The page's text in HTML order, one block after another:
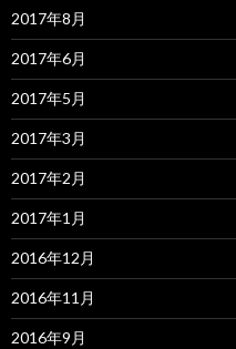
2017年8月
2017年6月
2017年5月
2017年3月
2017年2月
2017年1月
2016年12月
2016年11月
2016年9月